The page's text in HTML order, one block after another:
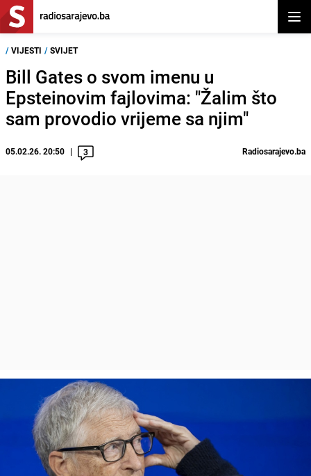
/ VIJESTI / SVIJET
Bill Gates o svom imenu u
Epsteinovim fajlovima: "Žalim što
sam provodio vrijeme sa njim"
05.02.26. 20:50 3 Radiosarajevo.ba